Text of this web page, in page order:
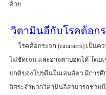
ด้วย
วิตามินอีกับโรคต้อก
โรคต้อกระจก (cataracts) เป็น
ไม่ชัดเจน และอาจตาบอดได้ โดย
ปกติของโปรตีนในเลนส์ตา มีการ
อิสระจำพวกวิตามินอีสามารถช่วย